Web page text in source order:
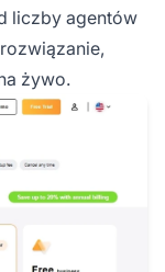
liczby agentów
żywo.